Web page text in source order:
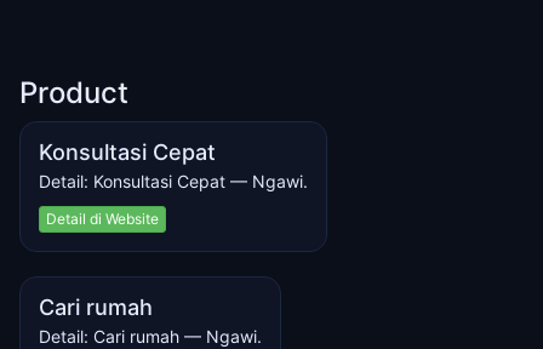
Product
Konsultasi Cepat
Detail: Konsultasi Cepat — Ngawi.
Detail di Website
Cari rumah
Detail: Cari rumah — Ngawi.